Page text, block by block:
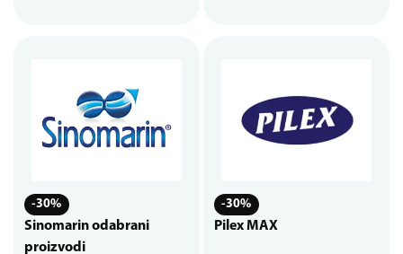
-30%
Sinomarin odabrani
proizvodi
-30%
Pilex MAX